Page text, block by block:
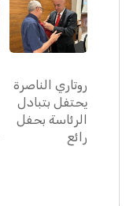
روتاري الناصرة
يحتفل بتبادل
الرئاسة بحفل
رائع